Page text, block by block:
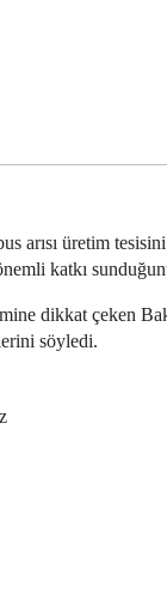
arısı üretim
katkı
dikkat
söyledi.